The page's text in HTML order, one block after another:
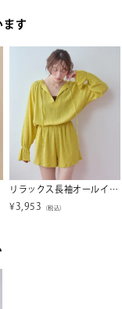
ます
リラックス長袖オールインワン/ラッシュガード【SEADRESS シードレス】
¥ 3,953 （税込）